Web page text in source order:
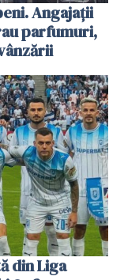
Angajații
parfumuri,
din Liga